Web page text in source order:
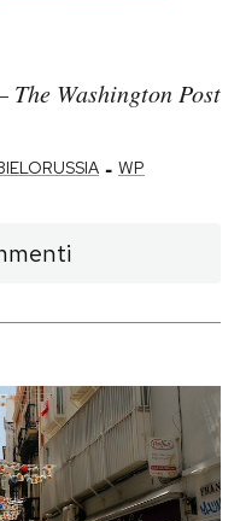
The Washington Post
- WP